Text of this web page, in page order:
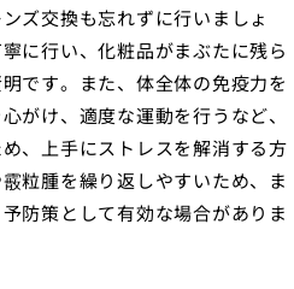
ズ交換も忘れずに行いましょ
に行い、化粧品がまぶたに残ら
です。また、体全体の免疫力を
がけ、適度な運動を行うなど、
、上手にストレスを解消する方
粒腫を繰り返しやすいため、ま
防策として有効な場合がありま